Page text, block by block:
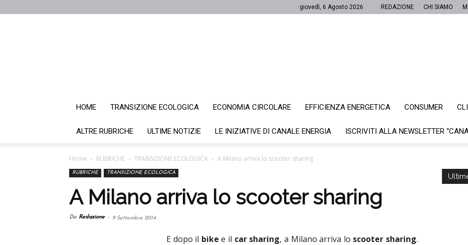
giovedì, 6 Agosto 2026 REDAZIONE CHI SIAMO
HOME TRANSIZIONE ECOLOGICA ECONOMIA CIRCOLARE EFFICIENZA ENERGETICA CONSUMER
ALTRE RUBRICHE ULTIME NOTIZIE LE INIZIATIVE DI CANALE ENERGIA ISCRIVITI ALLA NEWSLETTER
Home RUBRICHE TRANSIZIONE ECOLOGICA A Milano arriva lo scooter sharing
RUBRICHE TRANSIZIONE ECOLOGICA
A Milano arriva lo scooter sharing
Da Redazione - 9 Settembre 2014
E dopo il bike e il car sharing, a Milano arriva lo scooter sharing.